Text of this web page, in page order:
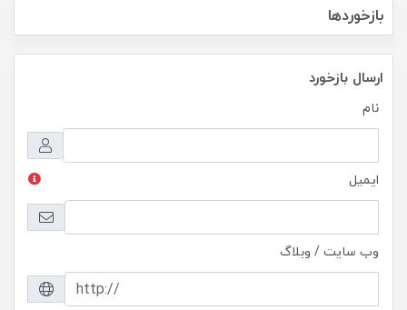
بازخوردها
ارسال بازخورد
نام
ایمیل
وب سایت / وبلاگ